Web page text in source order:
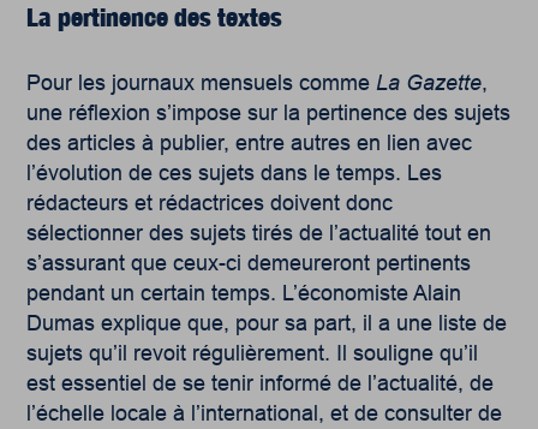
La pertinence des textes
Pour les journaux mensuels comme La Gazette,
une réflexion s’impose sur la pertinence des sujets
des articles à publier, entre autres en lien avec
l’évolution de ces sujets dans le temps. Les
rédacteurs et rédactrices doivent donc
sélectionner des sujets tirés de l’actualité tout en
s’assurant que ceux-ci demeureront pertinents
pendant un certain temps. L’économiste Alain
Dumas explique que, pour sa part, il a une liste de
sujets qu’il revoit régulièrement. Il souligne qu’il
est essentiel de se tenir informé de l’actualité, de
l’échelle locale à l’international, et de consulter de